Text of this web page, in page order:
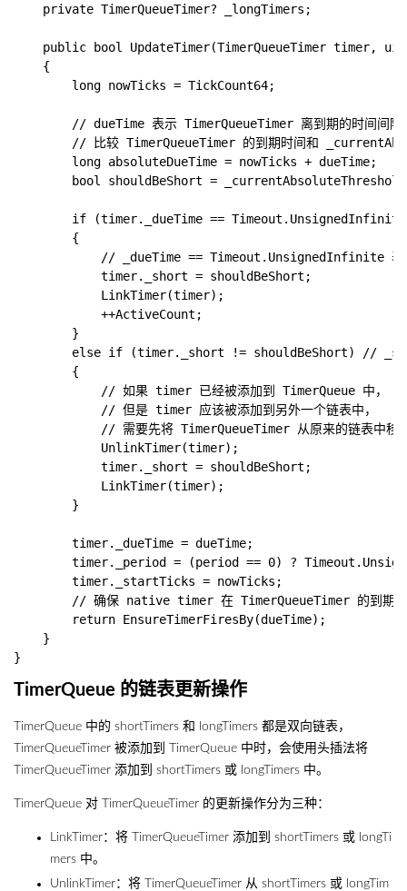
    private TimerQueueTimer? _longTimers;
public bool UpdateTimer(TimerQueueTimer timer,
    {
        long nowTicks = TickCount64;
        // dueTime 表示 TimerQueueTimer 离到期的时间间隔
// 比较 TimerQueueTimer 的到期时间和
        long absoluteDueTime = nowTicks + dueTime;
bool shouldBeShort =
if (timer._dueTime ==
        {
// _dueTime == Timeout.UnsignedInfinite 表
            timer._short = shouldBeShort;
            LinkTimer(timer);
            ++ActiveCount;
        }
else if (timer._short != shouldBeShort) //
        {
            // 如果 timer 已经被添加到 TimerQueue 中，
            // 但是 timer 应该被添加到另外一个链表中，
// 需要先将 TimerQueueTimer 从原来的链表中移
            UnlinkTimer(timer);
            timer._short = shouldBeShort;
            LinkTimer(timer);
        }
        timer._dueTime = dueTime;
timer._period = (period == 0) ?
        timer._startTicks = nowTicks;
// 确保 native timer 在 TimerQueueTimer 的到期时
        return EnsureTimerFiresBy(dueTime);
    }
TimerQueue 的链表更新操作
TimerQueue 中的 shortTimers 和 longTimers 都是双向链表，
TimerQueueTimer 被添加到 TimerQueue 中时，会使用头插法将
TimerQueueTimer 添加到 shortTimers 或 longTimers 中。
TimerQueue 对 TimerQueueTimer 的更新操作分为三种：
LinkTimer：将 TimerQueueTimer 添加到 shortTimers 或 longTi
mers 中。
UnlinkTimer：将 TimerQueueTimer 从 shortTimers 或 longTim